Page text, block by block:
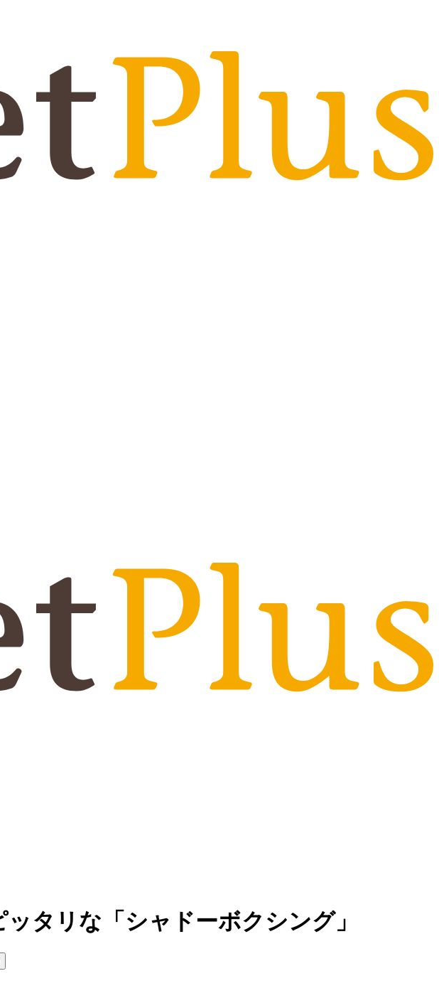
タリな「シャドーボクシング」